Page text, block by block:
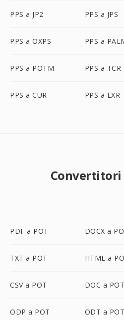
PPS a JP2 PPS a JPS
PPS a OXPS PPS a
PPS a POTM PPS a TCR
PPS a CUR PPS a EXR
Convertitori
PDF a POT DOCX a
TXT a POT HTML a
CSV a POT DOC a POT
ODP a POT ODT a POT